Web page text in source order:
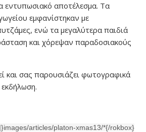
εντυπωσιακό αποτέλεσμα. Τα
εμφανίστηκαν με
ενώ τα μεγαλύτερα παιδιά
και χόρεψαν παραδοσιακούς
και σας παρουσιάζει φωτογραφικά
articles/platon-xmas13/*{/rokbox}